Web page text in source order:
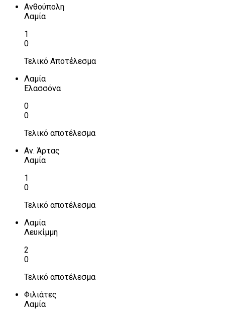
Ανθούπολη
Λαμία
1
0
Τελικό Αποτέλεσμα
Λαμία
Ελασσόνα
0
0
Τελικό αποτέλεσμα
Αν. Άρτας
Λαμία
1
0
Τελικό αποτέλεσμα
Λαμία
Λευκίμμη
2
0
Τελικό αποτέλεσμα
Φιλιάτες
Λαμία